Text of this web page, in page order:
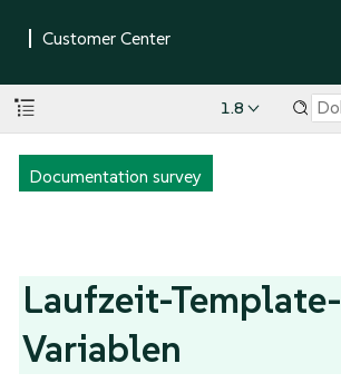
1.8
Documentation survey
Laufzeit-Template-
Variablen